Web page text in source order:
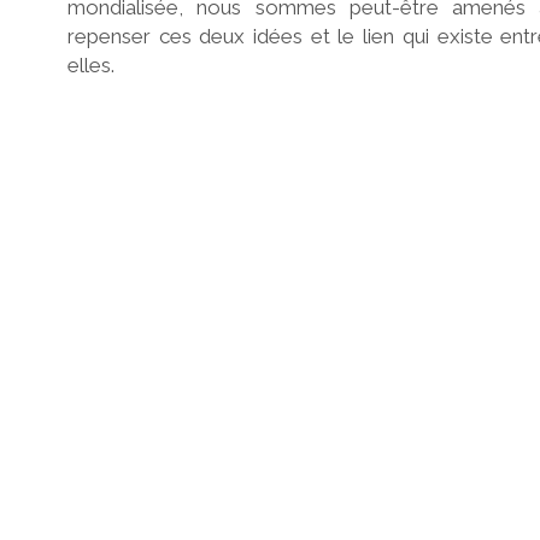
mondialisée, nous sommes peut-être amenés
repenser ces deux idées et le lien qui existe
elles.